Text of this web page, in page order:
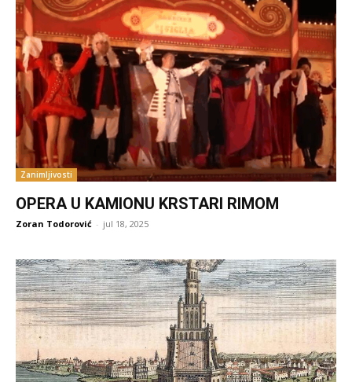
Zanimljivosti
OPERA U KAMIONU KRSTARI RIMOM
Zoran Todorović - jul 18, 2025